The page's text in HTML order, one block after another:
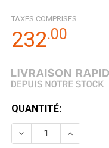
TAXES COMPRISES
232.00
STOCK
ACTUEL:
QUANTITÉ:
DIMINUER LA